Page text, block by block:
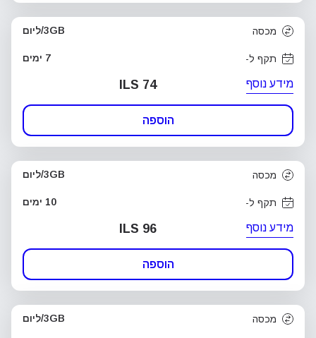
מכסה 3GB/ליום
תקף ל- 7 ימים
מידע נוסף ILS 74
הוספה
מכסה 3GB/ליום
תקף ל- 10 ימים
מידע נוסף ILS 96
הוספה
מכסה 3GB/ליום